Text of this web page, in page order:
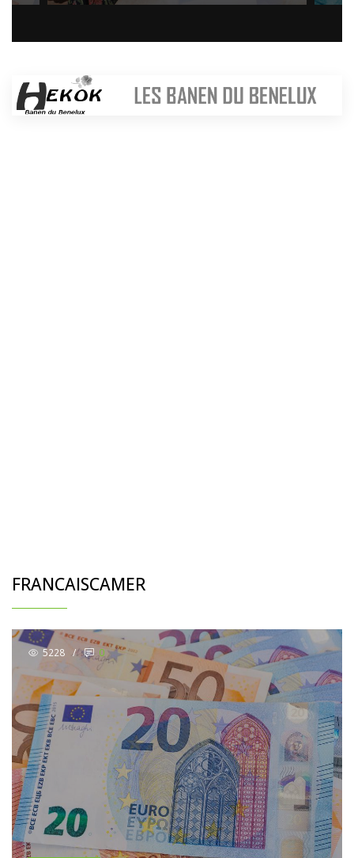
FRANCAISCAMER
5228 / 0